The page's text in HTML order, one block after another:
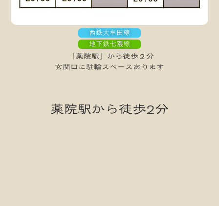
西鉄大牟田線
地下鉄七隈線
「薬院駅」から徒歩２分
玄関口に駐輪スペースあります
薬院駅から徒歩2分